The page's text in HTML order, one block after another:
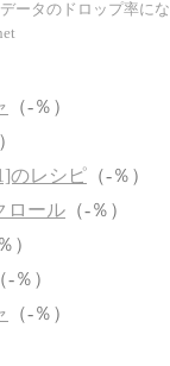
ータのドロップ率に
（-％）
のレシピ （-％）
ロール （-％）
）
（-％）
（-％）